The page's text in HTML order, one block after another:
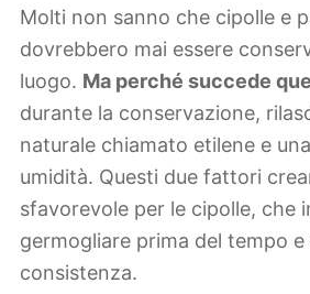
Molti non sanno che cipolle e
dovrebbero mai essere
luogo. Ma perché succede
durante la conservazione,
naturale chiamato etilene e
umidità. Questi due fattori
sfavorevole per le cipolle, che
germogliare prima del tempo e
consistenza.